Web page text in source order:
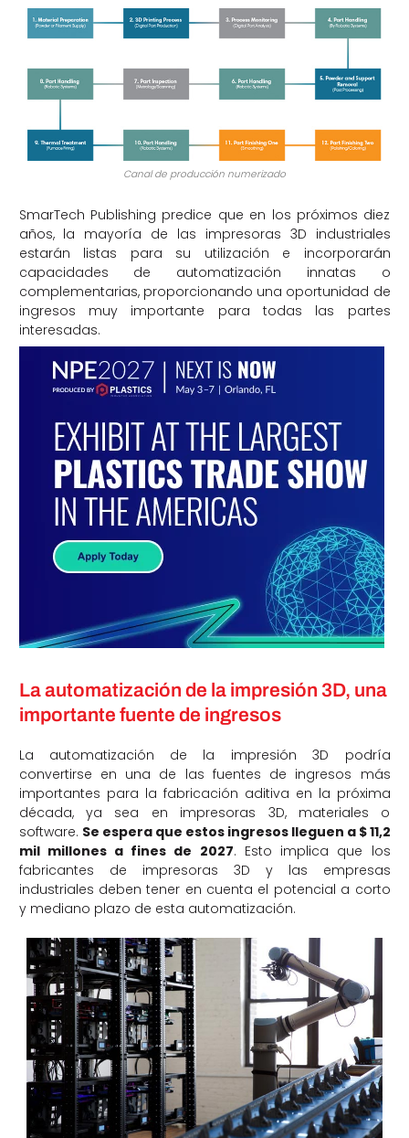
Canal de producción numerizado
SmarTech Publishing predice que en los próximos diez
años, la mayoría de las impresoras 3D industriales
estarán listas para su utilización e incorporarán
capacidades de automatización innatas o
complementarias, proporcionando una oportunidad de
ingresos muy importante para todas las partes
interesadas.
La automatización de la impresión 3D, una
importante fuente de ingresos
La automatización de la impresión 3D podría
convertirse en una de las fuentes de ingresos más
importantes para la fabricación aditiva en la próxima
década, ya sea en impresoras 3D, materiales o
software. Se espera que estos ingresos lleguen a $ 11,2
mil millones a fines de 2027. Esto implica que los
fabricantes de impresoras 3D y las empresas
industriales deben tener en cuenta el potencial a corto
y mediano plazo de esta automatización.